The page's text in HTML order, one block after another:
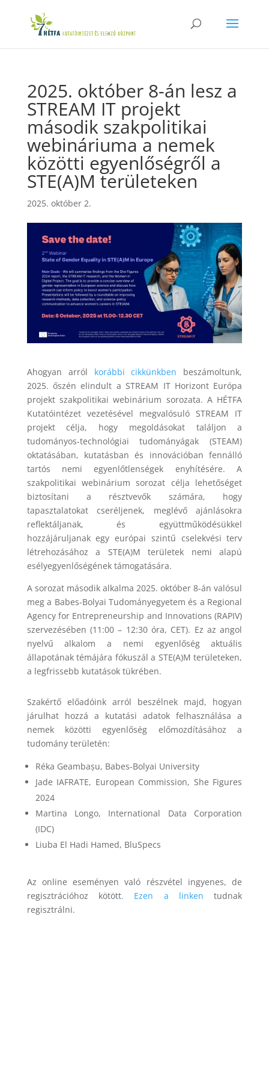
2025. október 8-án lesz a
STREAM IT projekt
második szakpolitikai
webináriuma a nemek
közötti egyenlőségről a
STE(A)M területeken
2025. október 2.
Ahogyan arról korábbi cikkünkben beszámoltunk,
2025. őszén elindult a STREAM IT Horizont Európa
projekt szakpolitikai webinárium sorozata. A HÉTFA
Kutatóintézet vezetésével megvalósuló STREAM IT
projekt célja, hogy megoldásokat találjon a
tudományos-technológiai tudományágak (STEAM)
oktatásában, kutatásban és innovációban fennálló
tartós nemi egyenlőtlenségek enyhítésére. A
szakpolitikai webinárium sorozat célja lehetőséget
biztosítani a résztvevők számára, hogy
tapasztalatokat cseréljenek, meglévő ajánlásokra
reflektáljanak, és együttműködésükkel
hozzájáruljanak egy európai szintű cselekvési terv
létrehozásához a STE(A)M területek nemi alapú
esélyegyenlőségének támogatására.
A sorozat második alkalma 2025. október 8-án valósul
meg a Babes-Bolyai Tudományegyetem és a Regional
Agency for Entrepreneurship and Innovations (RAPIV)
szervezésében (11:00 – 12:30 óra, CET). Ez az angol
nyelvű alkalom a nemi egyenlőség aktuális
állapotának témájára fókuszál a STE(A)M területeken,
a legfrissebb kutatások tükrében.
Szakértő előadóink arról beszélnek majd, hogyan
járulhat hozzá a kutatási adatok felhasználása a
nemek közötti egyenlőség előmozdításához a
tudomány területén:
Réka Geambașu, Babes-Bolyai University
Jade IAFRATE, European Commission, She Figures
2024
Martina Longo, International Data Corporation
(IDC)
Liuba El Hadi Hamed, BluSpecs
Az online eseményen való részvétel ingyenes, de
regisztrációhoz kötött. Ezen a linken tudnak
regisztrálni.